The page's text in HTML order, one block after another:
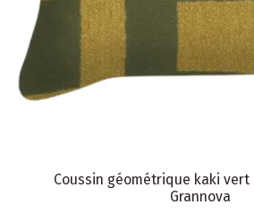
Coussin géométrique kaki vert
Grannova